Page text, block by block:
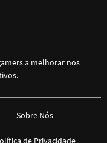
a melhorar nos
Sobre Nós
de Privacidade